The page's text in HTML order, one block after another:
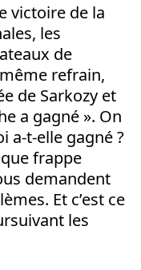
victoire de la
les
de
refrain,
de Sarkozy et
a gagné ». On
a-t-elle gagné ?
frappe
demandent
Et c’est ce
les